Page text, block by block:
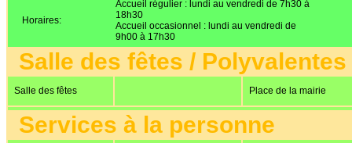
Horaires:
Accueil régulier : lundi au vendredi de 7h30 à
18h30
Accueil occasionnel : lundi au vendredi de
9h00 à 17h30
Salle des fêtes / Polyvalentes
Salle des fêtes Place de la mairie
Services à la personne